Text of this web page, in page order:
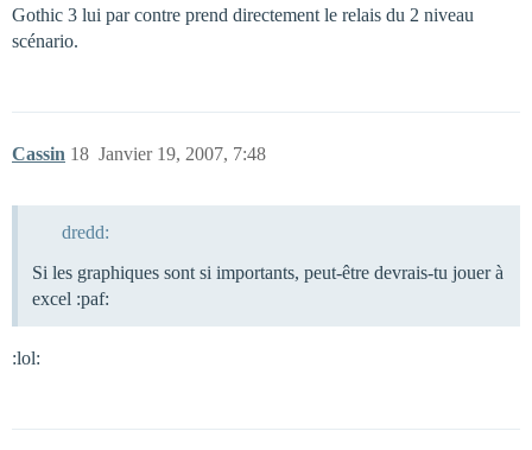
Gothic 3 lui par contre prend directement le relais du 2 niveau
scénario.
Cassin Janvier 19, 2007, 7:48
18
dredd:
Si les graphiques sont si importants, peut-être devrais-tu jouer à
excel :paf:
:lol: